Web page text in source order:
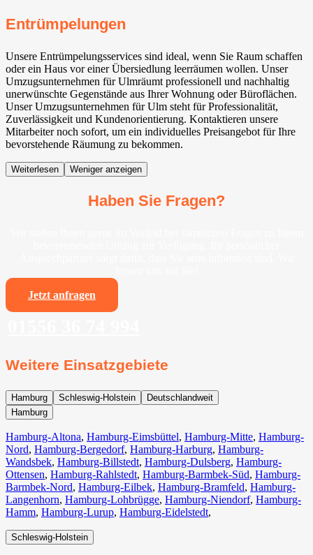
Entrümpelungen
Unsere Entrümpelungsservices sind ideal, wenn Sie Raum schaffen
oder ein Haus vor einer Übersiedlung leerräumen wollen. Unser
Umzugsunternehmen für Ulmräumt professionell und nachhaltig
unerwünschte Gegenstände aus Ihrer Wohnung oder Büroflächen.
Unser Umzugsunternehmen für Ulm steht für Professionalität,
Zuverlässigkeit und Kundenorientierung. Kontaktieren unsere
Mitarbeiter noch sofort, um ein individuelles Preisangebot für Ihre
bevorstehende Räumung zu bekommen.
Weiterlesen Weniger anzeigen
Haben Sie Fragen?
Jetzt anfragen
Weitere Einsatzgebiete
Hamburg Schleswig-Holstein
Deutschlandweit
Hamburg
Hamburg-Altona, Hamburg-Eimsbüttel, Hamburg-Mitte, Hamburg-
Nord, Hamburg-Bergedorf, Hamburg-Harburg, Hamburg-
Wandsbek, Hamburg-Billstedt, Hamburg-Dulsberg, Hamburg-
Ottensen, Hamburg-Rahlstedt, Hamburg-Barmbek-Süd, Hamburg-
Barmbek-Nord, Hamburg-Eilbek, Hamburg-Bramfeld, Hamburg-
Langenhorn, Hamburg-Lohbrügge, Hamburg-Niendorf, Hamburg-
Hamm, Hamburg-Lurup, Hamburg-Eidelstedt,
Schleswig-Holstein